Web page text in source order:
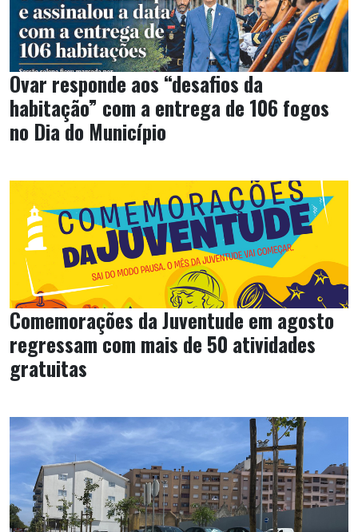
Ovar responde aos “desafios da
habitação” com a entrega de 106 fogos
no Dia do Município
Comemorações da Juventude em agosto
regressam com mais de 50 atividades
gratuitas